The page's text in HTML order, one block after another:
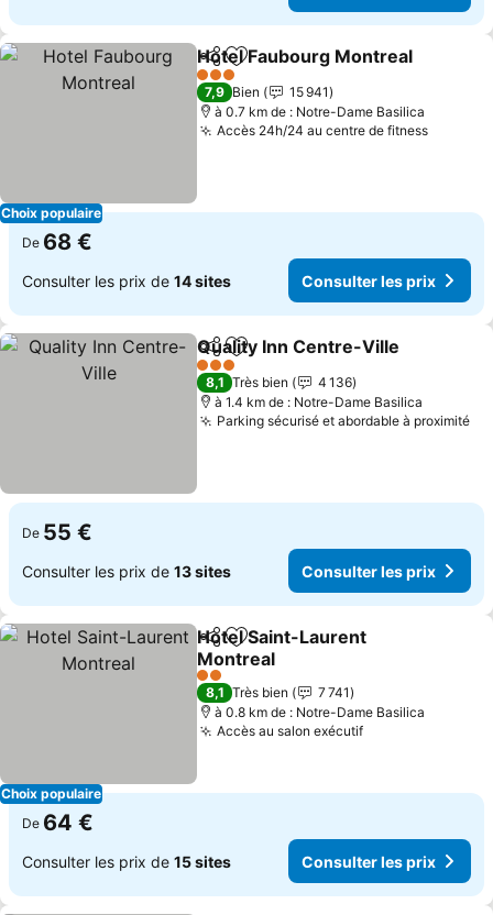
Choix populaire
PartagerAjouter à mes favoris
Hotel Faubourg Montreal
3 Étoiles
7,9 Bien
15 941
à 0.7 km de : Notre-Dame Basilica
Accès 24h/24 au centre de fitness
De 68 €
Consulter les prix de 14 sites Consulter les prix
PartagerAjouter à mes favoris
Quality Inn Centre-Ville
3 Étoiles
8,1 Très bien
4 136
à 1.4 km de : Notre-Dame Basilica
Parking sécurisé et abordable à proximité
De 55 €
Consulter les prix de 13 sites Consulter les prix
Choix populaire
PartagerAjouter à mes favoris
Hotel Saint-Laurent
Montreal
Consulter les prix
2 Étoiles
8,1 Très bien
7 741
à 0.8 km de : Notre-Dame Basilica
Accès au salon exécutifConsulter les
De 64 €
Consulter les prix de 15 sites Consulter les prix